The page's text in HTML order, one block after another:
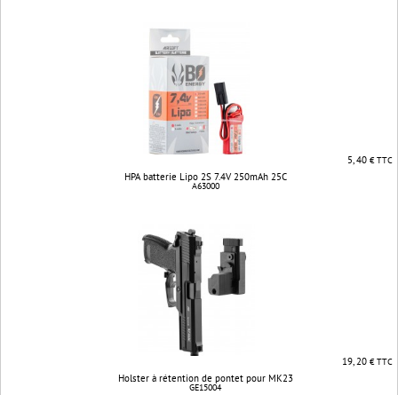
5, 40€ TTC
HPA batterie Lipo 2S 7.4V 250mAh 25C
A63000
19, 20€ TTC
Holster à rétention de pontet pour MK23
GE15004